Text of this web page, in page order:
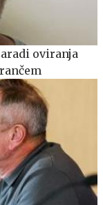
oviranja